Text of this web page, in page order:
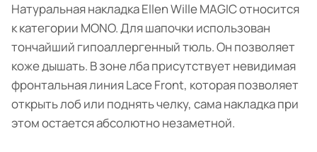
Натуральная накладка Ellen Wille MAGIC относится
к категории MONO. Для шапочки использован
тончайший гипоаллергенный тюль. Он позволяет
коже дышать. В зоне лба присутствует невидимая
фронтальная линия Lace Front, которая позволяет
открыть лоб или поднять челку, сама накладка при
этом остается абсолютно незаметной.